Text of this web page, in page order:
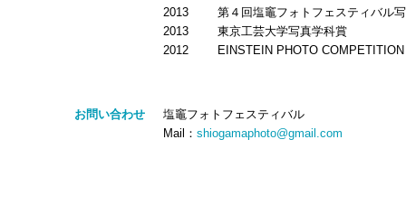
2013
第４回塩竈フォトフェスティバル
2013
東京工芸大学写真学科賞
2012
EINSTEIN PHOTO
お問い合わせ
塩竈フォトフェスティバル
Mail： shiogamaphoto@gmail.com